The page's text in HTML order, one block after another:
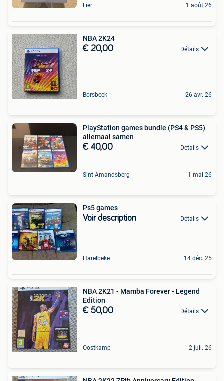
Lier 1 août 26
NBA 2K24
€ 20,00 Détails
Borsbeek 26 avr. 26
PlayStation games bundle (PS4 & PS5)
allemaal samen
€ 40,00 Détails
Sint-Amandsberg 1 mai 26
Ps5 games
Voir description Détails
Harelbeke 14 déc. 25
NBA 2K21 - Mamba Forever - Legend
Edition
€ 50,00 Détails
Oostkamp 2 juil. 26